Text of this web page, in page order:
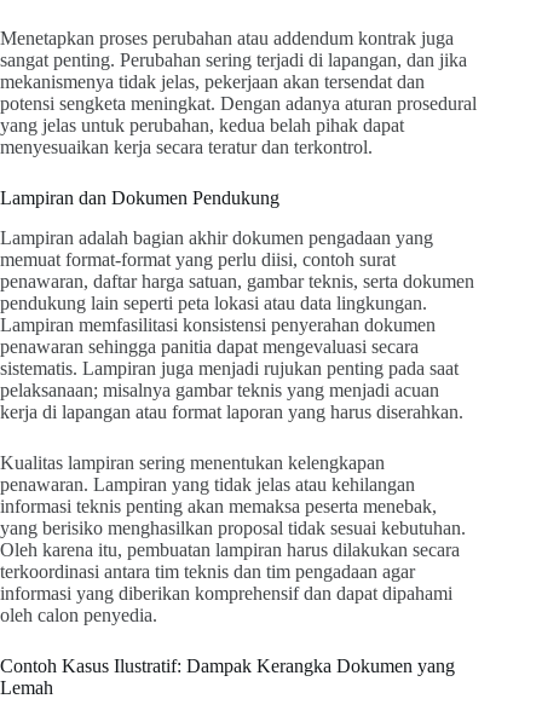
Menetapkan proses perubahan atau addendum kontrak juga
sangat penting. Perubahan sering terjadi di lapangan, dan jika
mekanismenya tidak jelas, pekerjaan akan tersendat dan
potensi sengketa meningkat. Dengan adanya aturan prosedural
yang jelas untuk perubahan, kedua belah pihak dapat
menyesuaikan kerja secara teratur dan terkontrol.
Lampiran dan Dokumen Pendukung
Lampiran adalah bagian akhir dokumen pengadaan yang
memuat format-format yang perlu diisi, contoh surat
penawaran, daftar harga satuan, gambar teknis, serta dokumen
pendukung lain seperti peta lokasi atau data lingkungan.
Lampiran memfasilitasi konsistensi penyerahan dokumen
penawaran sehingga panitia dapat mengevaluasi secara
sistematis. Lampiran juga menjadi rujukan penting pada saat
pelaksanaan; misalnya gambar teknis yang menjadi acuan
kerja di lapangan atau format laporan yang harus diserahkan.
Kualitas lampiran sering menentukan kelengkapan
penawaran. Lampiran yang tidak jelas atau kehilangan
informasi teknis penting akan memaksa peserta menebak,
yang berisiko menghasilkan proposal tidak sesuai kebutuhan.
Oleh karena itu, pembuatan lampiran harus dilakukan secara
terkoordinasi antara tim teknis dan tim pengadaan agar
informasi yang diberikan komprehensif dan dapat dipahami
oleh calon penyedia.
Contoh Kasus Ilustratif: Dampak Kerangka Dokumen yang
Lemah